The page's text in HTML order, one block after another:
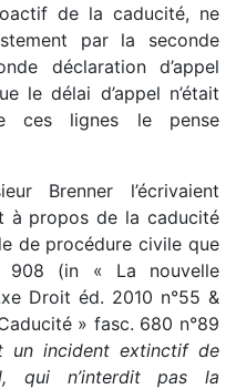
de la caducité, ne
par la seconde
déclaration d’appel
le délai d’appel n’était
ces lignes le pense
Brenner l’écrivaient
à propos de la caducité
de procédure civile que
908 (in « La nouvelle
Droit éd. 2010 n°55 &
» fasc. 680 n°89
un incident extinctif de
qui n’interdit pas la